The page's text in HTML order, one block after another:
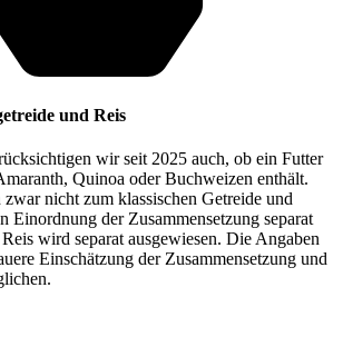
und Reis
wir seit 2025 auch, ob ein Futter
Quinoa oder Buchweizen enthält.
nicht zum klassischen Getreide und
Einordnung der Zusammensetzung separat
wird separat ausgewiesen. Die Angaben
Einschätzung der Zusammensetzung und